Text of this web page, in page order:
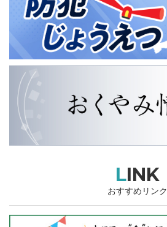
LINK
おすすめリンク